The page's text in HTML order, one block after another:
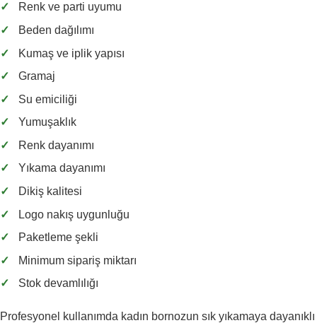
✓
Renk ve parti uyumu
✓
Beden dağılımı
✓
Kumaş ve iplik yapısı
✓
Gramaj
✓
Su emiciliği
✓
Yumuşaklık
✓
Renk dayanımı
✓
Yıkama dayanımı
✓
Dikiş kalitesi
✓
Logo nakış uygunluğu
✓
Paketleme şekli
✓
Minimum sipariş miktarı
✓
Stok devamlılığı
Profesyonel kullanımda kadın bornozun sık yıkamaya dayanıklı